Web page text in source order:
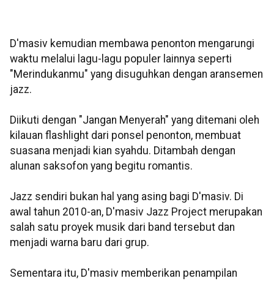
D'masiv kemudian membawa penonton mengarungi
waktu melalui lagu-lagu populer lainnya seperti
"Merindukanmu" yang disuguhkan dengan aransemen
jazz.
Diikuti dengan "Jangan Menyerah" yang ditemani oleh
kilauan flashlight dari ponsel penonton, membuat
suasana menjadi kian syahdu. Ditambah dengan
alunan saksofon yang begitu romantis.
Jazz sendiri bukan hal yang asing bagi D'masiv. Di
awal tahun 2010-an, D'masiv Jazz Project merupakan
salah satu proyek musik dari band tersebut dan
menjadi warna baru dari grup.
Sementara itu, D'masiv memberikan penampilan